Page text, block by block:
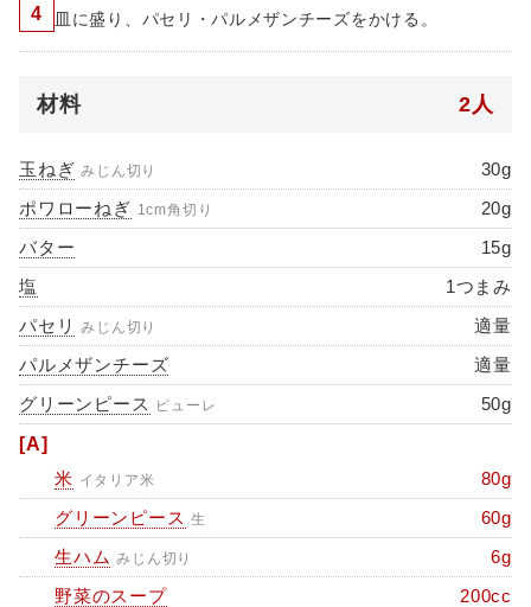
4 皿に盛り、パセリ・パルメザンチーズをかける。
材料 2人
玉ねぎ みじん切り
30g
ポワローねぎ 1cm角切り
20g
バター
15g
塩
1つまみ
パセリ
みじん切り
適量
パルメザンチーズ
適量
グリーンピース
ピューレ
50g
[A]
米 イタリア米
80g
グリーンピース 生
60g
生ハム みじん切り
6g
野菜のスープ
200cc